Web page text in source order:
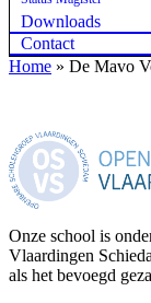
Downloads
Contact
Home » De Mavo
Onze school is
Vlaardingen
als het bevoegd